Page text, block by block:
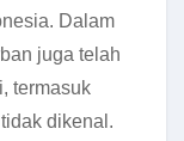
Dalam
juga telah
termasuk
dikenal.